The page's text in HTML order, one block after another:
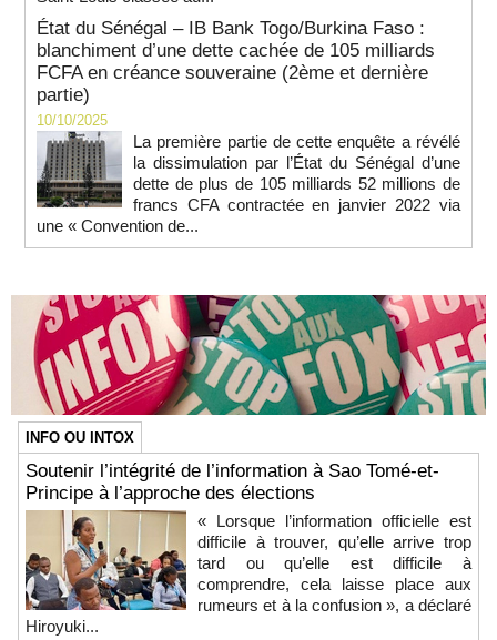
État du Sénégal – IB Bank Togo/Burkina Faso :
blanchiment d’une dette cachée de 105 milliards
FCFA en créance souveraine (2ème et dernière
partie)
10/10/2025
La première partie de cette enquête a révélé
la dissimulation par l’État du Sénégal d’une
dette de plus de 105 milliards 52 millions de
francs CFA contractée en janvier 2022 via
une « Convention de...
INFO OU INTOX
Soutenir l’intégrité de l’information à Sao Tomé-et-
Principe à l’approche des élections
« Lorsque l’information officielle est
difficile à trouver, qu’elle arrive trop
tard ou qu’elle est difficile à
comprendre, cela laisse place aux
rumeurs et à la confusion », a déclaré
Hiroyuki...